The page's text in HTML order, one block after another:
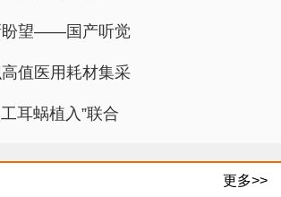
盼望——国产听觉
值医用耗材集采
耳蜗植入”联合
更多>>